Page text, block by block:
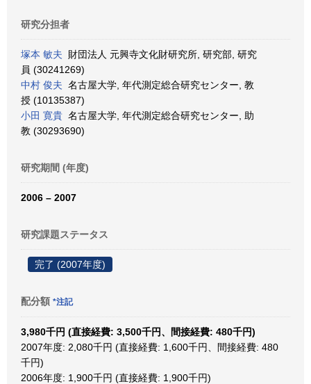
研究分担者
塚本 敏夫 財団法人 元興寺文化財研究所, 研究部, 研究
員 (30241269)
中村 俊夫 名古屋大学, 年代測定総合研究センター, 教
授 (10135387)
小田 寛貴 名古屋大学, 年代測定総合研究センター, 助
教 (30293690)
研究期間 (年度)
2006 – 2007
研究課題ステータス
完了 (2007年度)
配分額 *注記
3,980千円 (直接経費: 3,500千円、間接経費: 480千円)
2007年度: 2,080千円 (直接経費: 1,600千円、間接経費: 480
千円)
2006年度: 1,900千円 (直接経費: 1,900千円)